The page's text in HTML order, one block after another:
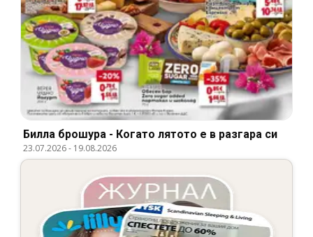
Билла брошура - Когато лятото е в разгара си
23.07.2026- 19.08.2026